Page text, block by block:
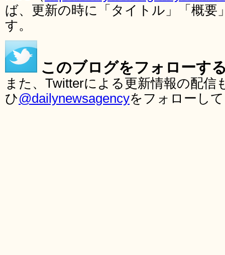
ば、更新の時に「タイトル」「概要
す。
このブログをフォローす
また、Twitterによる更新情報の配
ひ@dailynewsagencyをフォローし